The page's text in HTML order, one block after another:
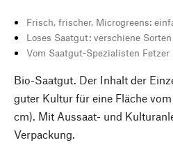
Frisch, frischer, Microgreens:
Loses Saatgut: verschiene
Vom Saatgut-Spezialisten
Bio-Saatgut. Der Inhalt der
guter Kultur für eine Fläche
cm). Mit Aussaat- und
Verpackung.